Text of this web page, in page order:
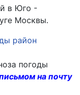
в Юго -
Москвы.
район
погоды
на почту